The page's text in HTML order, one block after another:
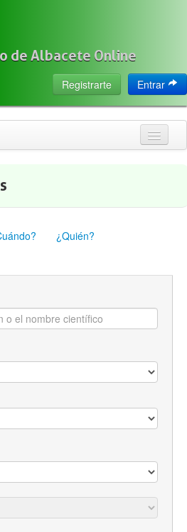
de Albacete Online
Entrar
Registrarte
¿Quién?